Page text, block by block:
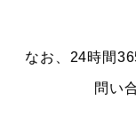
なお、24時間
問い